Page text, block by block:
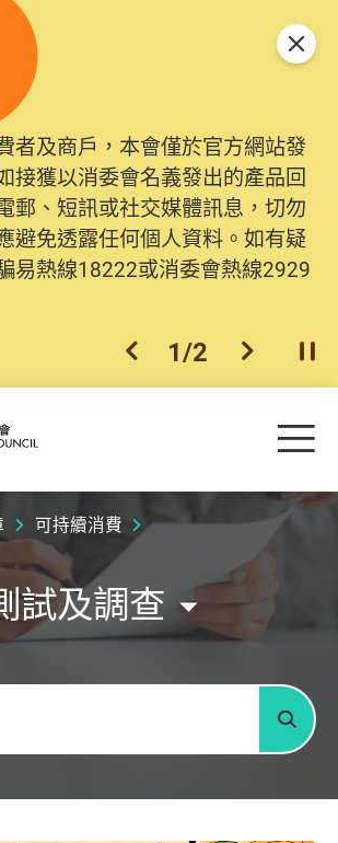
者及商戶，本會僅於官方網站發
接獲以消委會名義發出的產品回
郵、短訊或社交媒體訊息，切勿
避免透露任何個人資料。如有疑
易熱線18222或消委會熱線2929
上一個
1/2 下一個開
關閉
目
可持續消費
試及調查
搜尋